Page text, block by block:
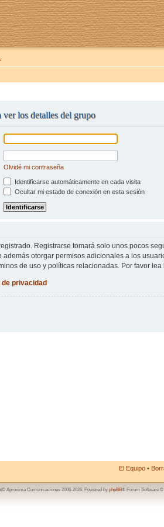
los detalles del grupo
Olvidé mi contraseña
Identificarse automáticamente en cada visita
Ocultar mi estado de conexión en esta sesión
Registrarse tomará solo unos pocos
otorgar permisos adicionales a los
de uso y políticas relacionadas. Por favor
de privacidad
El Equipo •
Aproxima Comunicaciones 2006-2026. Powered by phpBB® Forum Software ©